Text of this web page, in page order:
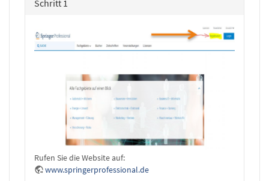
Schritt 1
Rufen Sie die Website auf:
www.springerprofessional.de